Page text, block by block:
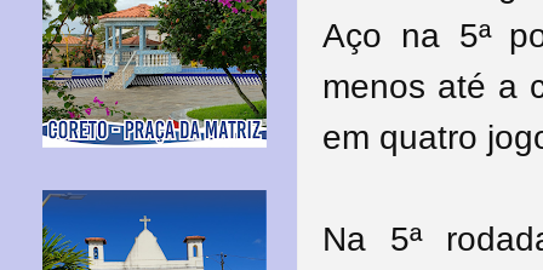
Aço na 5ª
menos até a
em quatro
Na 5ª